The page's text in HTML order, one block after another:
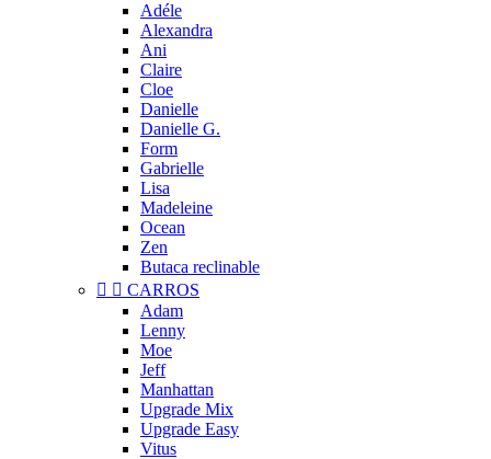
Adéle
Alexandra
Ani
Claire
Cloe
Danielle
Danielle G.
Form
Gabrielle
Lisa
Madeleine
Ocean
Zen
Butaca reclinable
  CARROS
Adam
Lenny
Moe
Jeff
Manhattan
Upgrade Mix
Upgrade Easy
Vitus